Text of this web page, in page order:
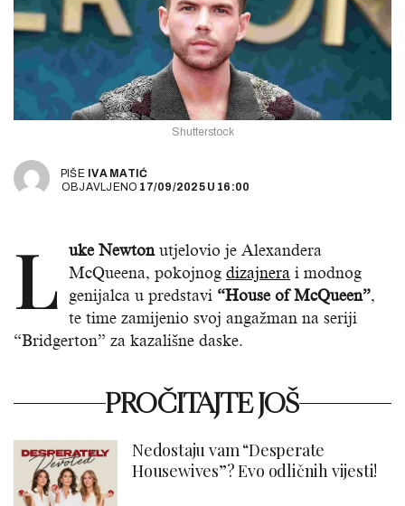
Shutterstock
PIŠE IVA MATIĆ
OBJAVLJENO 17/09/2025 U 16:00
L uke Newtonutjelovio je Alexandera
McQueena, pokojnog dizajnera i modnog
genijalca u predstavi “House of McQueen”,
te time zamijenio svoj angažman na seriji
“Bridgerton” za kazališne daske.
PROČITAJTE JOŠ
Nedostaju vam “Desperate
Housewives”? Evo odličnih vijesti!